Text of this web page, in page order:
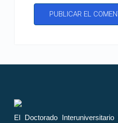
El Doctorado Interuniversitario